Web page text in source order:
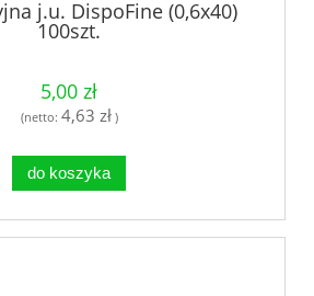
j.u. DispoFine (0,6x40)
100szt.
5,00 zł
(netto: 4,63 zł)
do koszyka